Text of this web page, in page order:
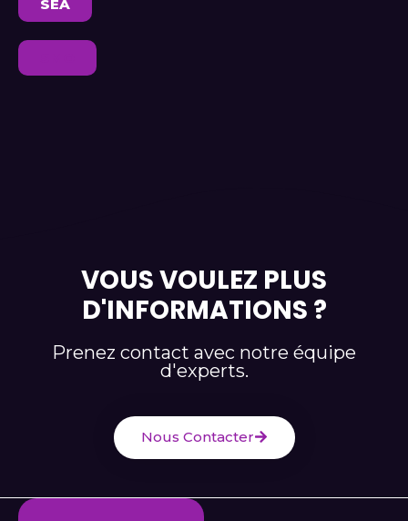
SEA
VOUS VOULEZ PLUS
D'INFORMATIONS ?
Prenez contact avec notre équipe
d'experts.
Nous Contacter